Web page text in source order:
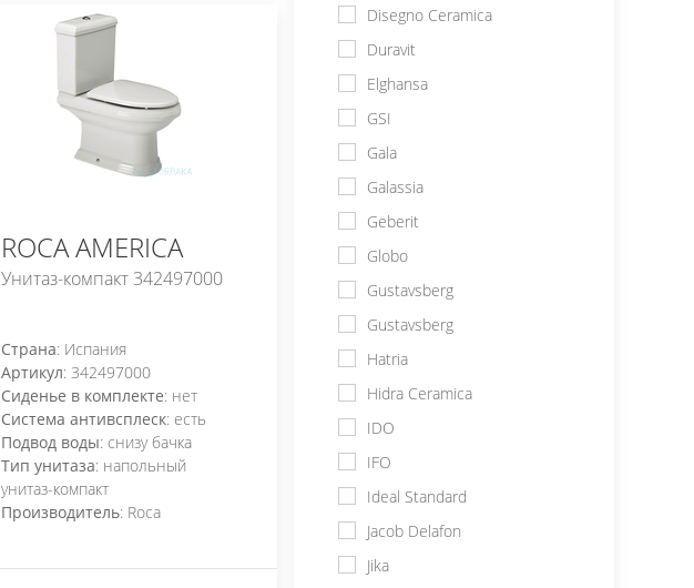
ROCA AMERICA
Унитаз-компакт 342497000
Страна: Испания
Артикул: 342497000
Сиденье в комплекте: нет
Система антивсплеск: есть
Подвод воды: снизу бачка
Тип унитаза: напольный
унитаз-компакт
Производитель: Roca
Disegno Ceramica
Duravit
Elghansa
GSI
Gala
Galassia
Geberit
Globo
Gustavsberg
Gustavsberg
Hatria
Hidra Ceramica
IDO
IFO
Ideal Standard
Jacob Delafon
Jika